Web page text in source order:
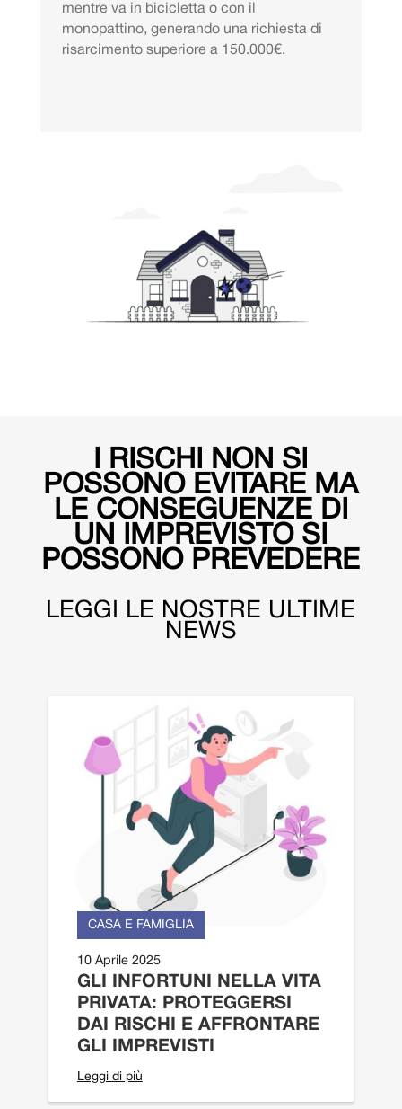
mentre va in bicicletta o con il
monopattino, generando una richiesta di
risarcimento superiore a 150.000€.
I RISCHI NON SI
POSSONO EVITARE MA
LE CONSEGUENZE DI
UN IMPREVISTO SI
POSSONO PREVEDERE
LEGGI LE NOSTRE ULTIME
NEWS
CASA E FAMIGLIA
10 Aprile 2025
GLI INFORTUNI NELLA VITA
PRIVATA: PROTEGGERSI
DAI RISCHI E AFFRONTARE
GLI IMPREVISTI
Leggi di più